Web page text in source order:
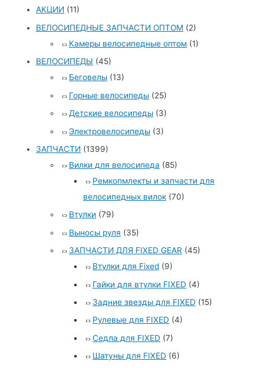
АКЦИИ (11)
ВЕЛОСИПЕДНЫЕ ЗАПЧАСТИ ОПТОМ (2)
Камеры велосипедные оптом (1)
ВЕЛОСИПЕДЫ (45)
Беговелы (13)
Горные велосипеды (25)
Детские велосипеды (3)
Электровелосипеды (3)
ЗАПЧАСТИ (1399)
Вилки для велосипеда (85)
Ремкопмлекты и запчасти для
велосипедных вилок (70)
Втулки (79)
Выносы руля (35)
ЗАПЧАСТИ ДЛЯ FIXED GEAR (45)
Втулки для Fixed (9)
Гайки для втулки FIXED (4)
Задние звезды для FIXED (15)
Рулевые для FIXED (4)
Седла для FIXED (7)
Шатуны для FIXED (6)